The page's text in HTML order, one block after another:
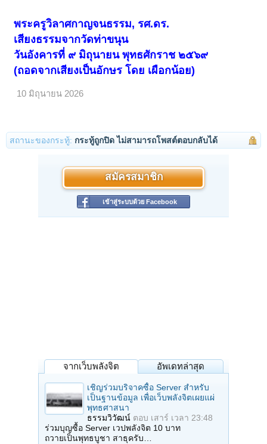
พระครูวิลาศกาญจนธรรม, รศ.ดร.
เสียงธรรมจากวัดท่าขนุน
วันอังคารที่ ๙ มิถุนายน พุทธศักราช ๒๕๖๙
(ถอดจากเสียงเป็นอักษร โดย เผือกน้อย)
10 มิถุนายน 2026
สถานะของกระทู้: กระทู้ถูกปิด ไม่สามารถโพสต์ตอบกลับได้
สมัครสมาชิก
เข้าสู่ระบบด้วย Facebook
จากเว็บพลังจิต อัพเดทล่าสุด
เชิญร่วมบริจาคซื้อ Server สำหรับ
เป็นฐานข้อมูล เพื่อเว็บพลังจิตเผยแผ่
พุทธศาสนา
ธรรมวิวัฒน์ ตอบ เสาร์ เวลา 23:48
ร่วมบุญซื้อ Server เวปพลังจิต 10 บาท
ถวายเป็นพุทธบูชา สาธุครับ…